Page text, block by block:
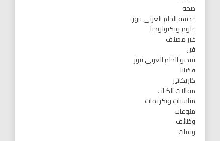
صحه
عدسة الحلم العربي نيوز
علوم وتكنولوجيا
غير مصنف
فن
فيديو الحلم العربي نيوز
قضايا
كاريكاتير
مقالات الكتاب
مناسبات وتكريمات
منوعات
وظائف
وفيات